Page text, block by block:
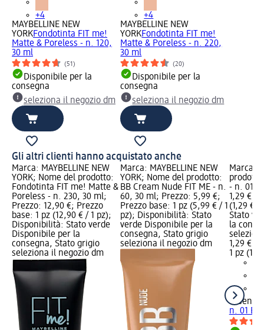
+4
MAYBELLINE NEW
YORKFondotinta FIT me!
Matte & Poreless - n. 120,
30 ml
(51)
Disponibile per la
consegna
seleziona il negozio dm
+4
MAYBELLINE NEW
YORKFondotinta FIT me!
Matte & Poreless - n. 220,
30 ml
(20)
Disponibile per la
consegna
seleziona il negozio dm
Gli altri clienti hanno acquistato anche
Marca: MAYBELLINE NEW
YORK; Nome del prodotto:
Fondotinta FIT me! Matte &
Poreless - n. 230, 30 ml;
Prezzo: 12,90 €; Prezzo
base: 1 pz (12,90 € / 1 pz);
Disponibilità: Stato verde
Disponibile per la
consegna, Stato grigio
seleziona il negozio dm
Marca: MAYBELLINE NEW
YORK; Nome del prodotto:
BB Cream Nude FIT ME - n.
60, 30 ml; Prezzo: 5,99 €;
Prezzo base: 1 pz (5,99 € / 1
pz); Disponibilità: Stato
verde Disponibile per la
consegna, Stato grigio
seleziona il negozio dm
Marca:
- n. 01
1,29 €;
(1,29 € /
Stato
la
1,29 €
1 pz
essence
n. 01